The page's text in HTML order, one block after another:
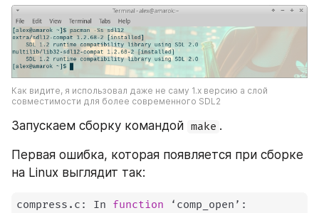
Как видите, я использовал даже не саму 1.х версию а слой
совместимости для более современного SDL2
Запускаем сборку командой make .
Первая ошибка, которая появляется при сборке
на Linux выглядит так:
compress.c: In function ‘comp_open’: